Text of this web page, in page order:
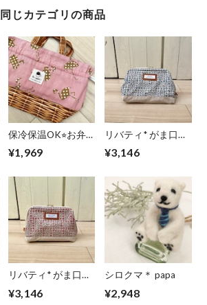
同じカテゴリの商品
保冷保温OK⭐︎お弁
当 巾着バッグ
¥1,969
リバティ* がま口フ
ァスナーポーチ
Blue
¥3,146
リバティ* がま口フ
¥3,146
シロクマ＊ papa
¥2,948